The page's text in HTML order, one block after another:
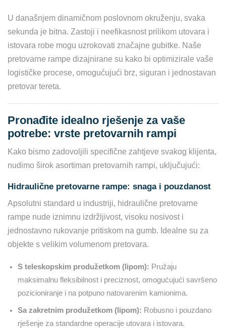
U današnjem dinamičnom poslovnom okruženju, svaka
sekunda je bitna. Zastoji i neefikasnost prilikom utovara i
istovara robe mogu uzrokovati značajne gubitke. Naše
pretovarne rampe dizajnirane su kako bi optimizirale vaše
logističke procese, omogućujući brz, siguran i jednostavan
pretovar tereta.
Pronađite idealno rješenje za vaše
potrebe: vrste pretovarnih rampi
Kako bismo zadovoljili specifične zahtjeve svakog klijenta,
nudimo širok asortiman pretovarnih rampi, uključujući:
Hidraulične pretovarne rampe: snaga i pouzdanost
Apsolutni standard u industriji, hidraulične pretovarne
rampe nude iznimnu izdržljivost, visoku nosivost i
jednostavno rukovanje pritiskom na gumb. Idealne su za
objekte s velikim volumenom pretovara.
S teleskopskim produžetkom (lipom): Pružaju
maksimalnu fleksibilnost i preciznost, omogućujući savršeno
pozicioniranje i na potpuno natovarenim kamionima.
Sa zakretnim produžetkom (lipom): Robusno i pouzdano
rješenje za standardne operacije utovara i istovara.